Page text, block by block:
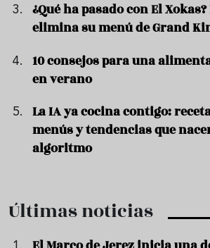
¿Qué ha pasado con El
elimina su menú de Grand
10 consejos para una
en verano
La IA ya cocina contigo:
menús y tendencias que
algoritmo
Últimas noticias